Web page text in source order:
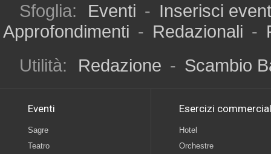
Sfoglia: Eventi - Inserisci
Approfondimenti - Redazionali -
Utilità:
Redazione - Scambio
Eventi
Sagre
Teatro
Esercizi
Hotel
Orchestre